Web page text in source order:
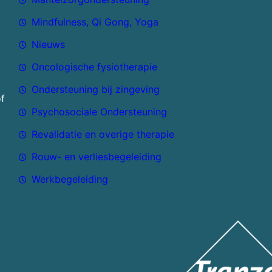
Mindfulness, Qi Gong, Yoga
Nieuws
Oncologische fysiotherapie
Ondersteuning bij zingeving
Psychosociale Ondersteuning
Revalidatie en overige therapie
Rouw- en verliesbegeleiding
Werkbegeleiding